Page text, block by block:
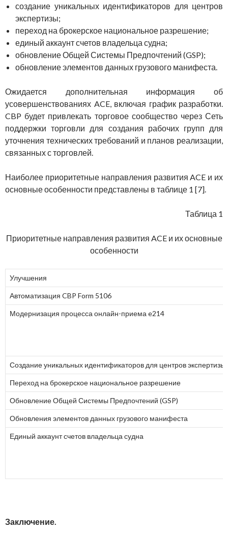
создание уникальных идентификаторов для центров
экспертизы;
переход на брокерское национальное разрешение;
единый аккаунт счетов владельца судна;
обновление Общей Системы Предпочтений (GSP);
обновление элементов данных грузового манифеста.
Ожидается дополнительная информация об
усовершенствованиях ACE, включая график разработки.
CBP будет привлекать торговое сообщество через Сеть
поддержки торговли для создания рабочих групп для
уточнения технических требований и планов реализации,
связанных с торговлей.
Наиболее приоритетные направления развития ACE и их
основные особенности представлены в таблице 1 [7].
Таблица 1
Приоритетные направления развития ACE и их основные
особенности
Улучшения
Автоматизация CBP Form 5106
Модернизация процесса онлайн-приема e214
Создание уникальных идентификаторов для центров экспертизы
Переход на брокерское национальное разрешение
Обновление Общей Системы Предпочтений (GSP)
Обновления элементов данных грузового манифеста
Единый аккаунт счетов владельца судна
Заключение.